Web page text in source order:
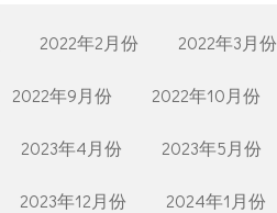
2022年2月份 2022年3月份
2022年9月份 2022年10月份
2023年4月份 2023年5月份
2023年12月份 2024年1月份